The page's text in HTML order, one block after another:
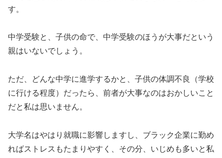
す。
中学受験と、子供の命で、中学受験のほうが大事だという
親はいないでしょう。
ただ、どんな中学に進学するかと、子供の体調不良（学校
に行ける程度）だったら、前者が大事なのはおかしいこと
だと私は思いません。
大学名はやはり就職に影響しますし、ブラック企業に勤め
ればストレスもたまりやすく、その分、いじめも多いと私